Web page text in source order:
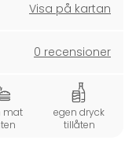
Visa på kartan
0 recensioner
mat
egen dryck
tillåten